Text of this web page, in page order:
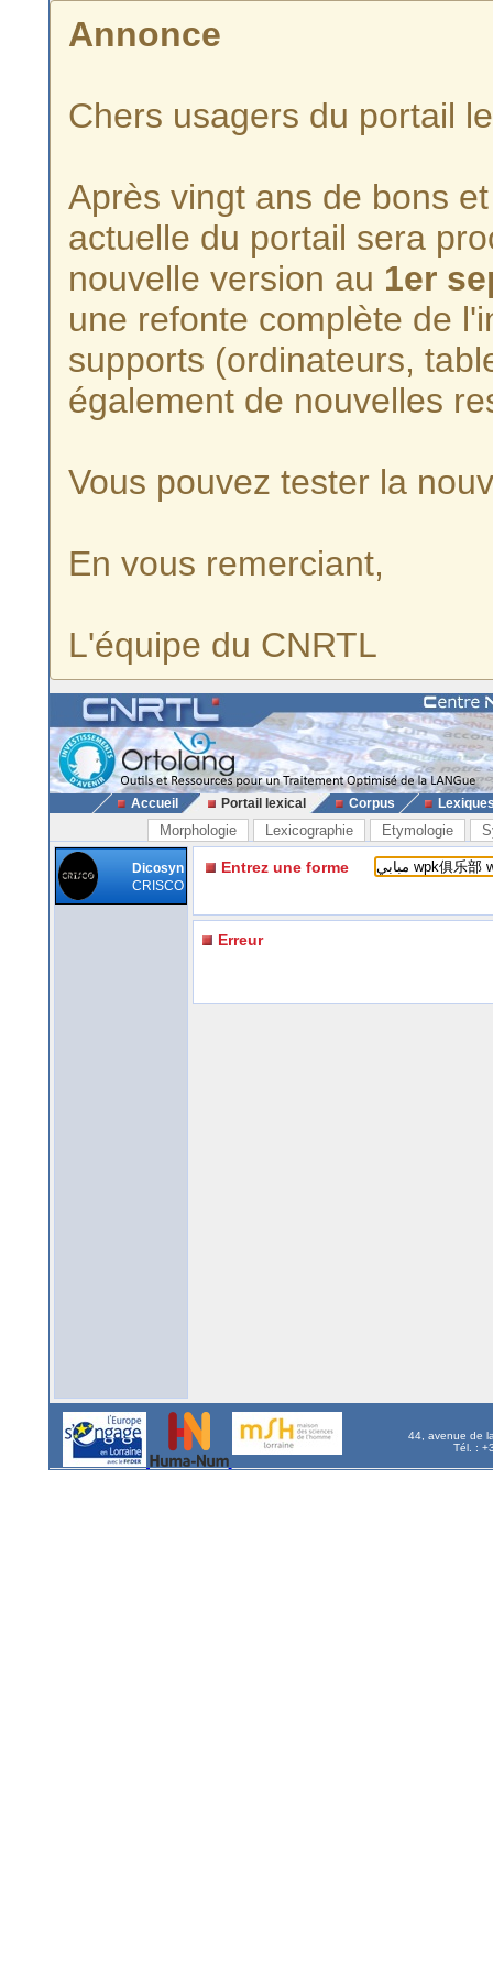
Annonce
Chers usagers du portail
Après vingt ans de bons
actuelle du portail sera
nouvelle version au 1er
une refonte complète de
supports (ordinateurs,
également de nouvelles
Vous pouvez tester la
En vous remerciant,
L'équipe du CNRTL
Accueil Portail lexical Corpus
Morphologie Lexicographie Etymologie
Dicosyn
CRISCO
Entrez une forme
Erreur
44, avenue de
Tél. :